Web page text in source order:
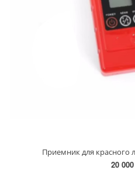
Приемник для красного
20